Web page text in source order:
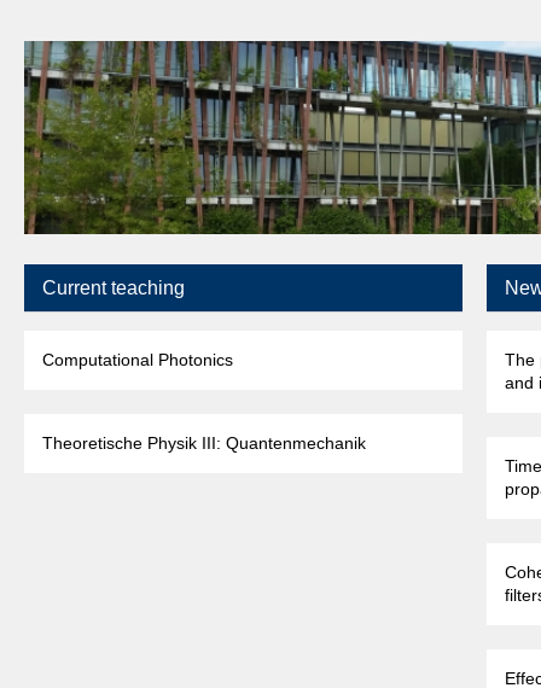
Current teaching
Computational Photonics
Theoretische Physik III: Quantenmechanik
The
and